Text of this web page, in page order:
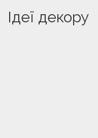
Ідеї декору